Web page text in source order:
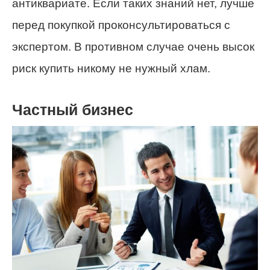
антиквариате. Если таких знаний нет, лучше
перед покупкой проконсультироваться с
экспертом. В противном случае очень высок
риск купить никому не нужный хлам.
Частный бизнес